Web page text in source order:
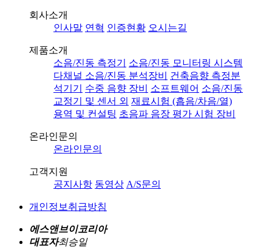
회사소개
인사말 연혁 인증현황 오시는길
제품소개
소음/진동 측정기
소음/진동 모니터링 시스템
다채널 소음/진동 분석장비
건축음향 측정분
석기기
수중 음향 장비 소프트웨어 소음/진동
교정기 및 센서 외 재료시험 (흡음/차음/열)
용역 및 컨설팅 초음파 음장 평가 시험 장비
온라인문의
온라인문의
고객지원
공지사항 동영상 A/S문의
개인정보취급방침
에스앤브이코리아
대표자최승일